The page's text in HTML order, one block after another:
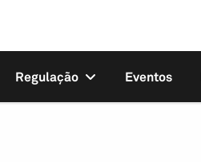
Regulação Eventos